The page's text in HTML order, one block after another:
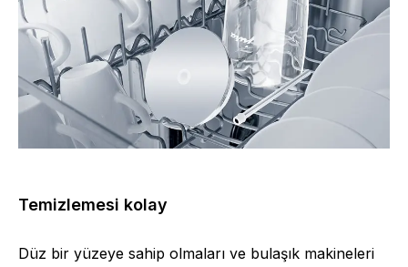
Temizlemesi kolay
Düz bir yüzeye sahip olmaları ve bulaşık makineleri